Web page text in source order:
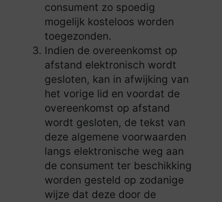
consument zo spoedig
mogelijk kosteloos worden
toegezonden.
Indien de overeenkomst op
afstand elektronisch wordt
gesloten, kan in afwijking van
het vorige lid en voordat de
overeenkomst op afstand
wordt gesloten, de tekst van
deze algemene voorwaarden
langs elektronische weg aan
de consument ter beschikking
worden gesteld op zodanige
wijze dat deze door de